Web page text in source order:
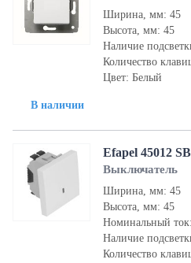
В наличии
Ширина, мм: 45
Высота, мм: 45
Наличие
Количество
Цвет: Белый
Efapel 45012
Выключатель
Ширина, мм: 45
Высота, мм: 45
Номинальный
Наличие
Количество